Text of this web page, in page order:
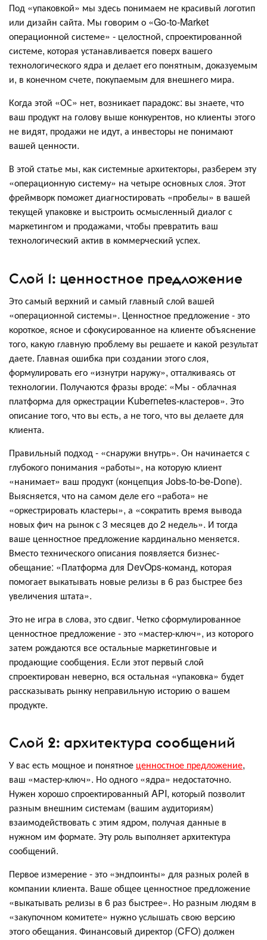
Под «упаковкой» мы здесь понимаем не красивый логотип
или дизайн сайта. Мы говорим о «Go-to-Market
операционной системе» - целостной, спроектированной
системе, которая устанавливается поверх вашего
технологического ядра и делает его понятным, доказуемым
и, в конечном счете, покупаемым для внешнего мира.
Когда этой «ОС» нет, возникает парадокс: вы знаете, что
ваш продукт на голову выше конкурентов, но клиенты этого
не видят, продажи не идут, а инвесторы не понимают
вашей ценности.
В этой статье мы, как системные архитекторы, разберем эту
«операционную систему» на четыре основных слоя. Этот
фреймворк поможет диагностировать «пробелы» в вашей
текущей упаковке и выстроить осмысленный диалог с
маркетингом и продажами, чтобы превратить ваш
технологический актив в коммерческий успех.
Слой 1: ценностное предложение
Это самый верхний и самый главный слой вашей
«операционной системы». Ценностное предложение - это
короткое, ясное и сфокусированное на клиенте объяснение
того, какую главную проблему вы решаете и какой результат
даете. Главная ошибка при создании этого слоя,
формулировать его «изнутри наружу», отталкиваясь от
технологии. Получаются фразы вроде: «Мы - облачная
платформа для оркестрации Kubernetes-кластеров». Это
описание того, что вы есть, а не того, что вы делаете для
клиента.
Правильный подход - «снаружи внутрь». Он начинается с
глубокого понимания «работы», на которую клиент
«нанимает» ваш продукт (концепция Jobs-to-be-Done).
Выясняется, что на самом деле его «работа» не
«оркестрировать кластеры», а «сократить время вывода
новых фич на рынок с 3 месяцев до 2 недель». И тогда
ваше ценностное предложение кардинально меняется.
Вместо технического описания появляется бизнес-
обещание: «Платформа для DevOps-команд, которая
помогает выкатывать новые релизы в 6 раз быстрее без
увеличения штата».
Это не игра в слова, это сдвиг. Четко сформулированное
ценностное предложение - это «мастер-ключ», из которого
затем рождаются все остальные маркетинговые и
продающие сообщения. Если этот первый слой
спроектирован неверно, вся остальная «упаковка» будет
рассказывать рынку неправильную историю о вашем
продукте.
Слой 2: архитектура сообщений
У вас есть мощное и понятное ценностное предложение,
ваш «мастер-ключ». Но одного «ядра» недостаточно.
Нужен хорошо спроектированный API, который позволит
разным внешним системам (вашим аудиториям)
взаимодействовать с этим ядром, получая данные в
нужном им формате. Эту роль выполняет архитектура
сообщений.
Первое измерение - это «эндпоинты» для разных ролей в
компании клиента. Ваше общее ценностное предложение
«выкатывать релизы в 6 раз быстрее». Но разным людям в
«закупочном комитете» нужно услышать свою версию
этого обещания. Финансовый директор (CFO) должен